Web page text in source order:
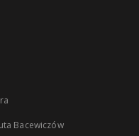
Bacewiczów